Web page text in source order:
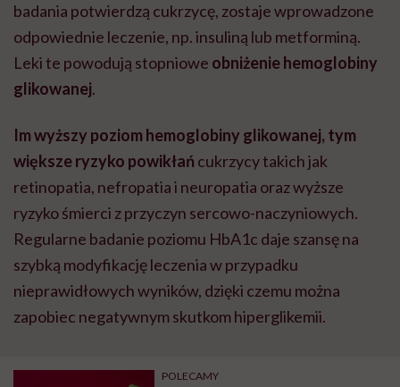
badania potwierdzą cukrzycę, zostaje wprowadzone
odpowiednie leczenie, np. insuliną lub metforminą.
Leki te powodują stopniowe obniżenie hemoglobiny
glikowanej.
Im wyższy poziom hemoglobiny glikowanej, tym
większe ryzyko powikłań cukrzycy takich jak
retinopatia, nefropatia i neuropatia oraz wyższe
ryzyko śmierci z przyczyn sercowo-naczyniowych.
Regularne badanie poziomu HbA1c daje szansę na
szybką modyfikację leczenia w przypadku
nieprawidłowych wyników, dzięki czemu można
zapobiec negatywnym skutkom hiperglikemii.
POLECAMY